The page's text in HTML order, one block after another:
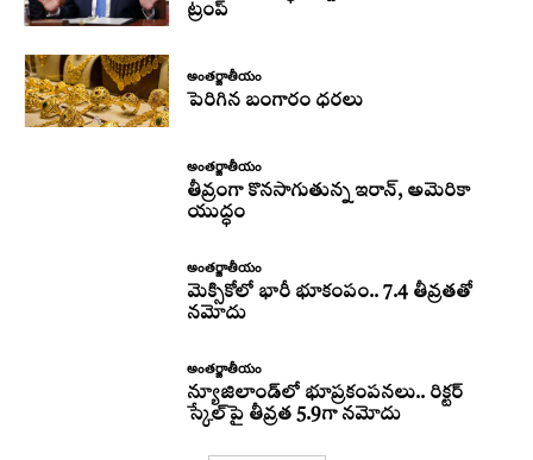
ట్రంప్‌
అంతర్జాతీయం
పెరిగిన బంగారం ధరలు
అంతర్జాతీయం
తీవ్రంగా కొనసాగుతున్న ఇరాన్‌, అమెరికా
యుద్ధం
అంతర్జాతీయం
మెక్సికోలో భారీ భూకంపం.. 7.4 తీవ్రతతో
నమోదు
అంతర్జాతీయం
న్యూజిలాండ్‌లో భూప్రకంపనలు.. రిక్టర్‌
స్కేల్‌పై తీవ్రత 5.9గా నమోదు